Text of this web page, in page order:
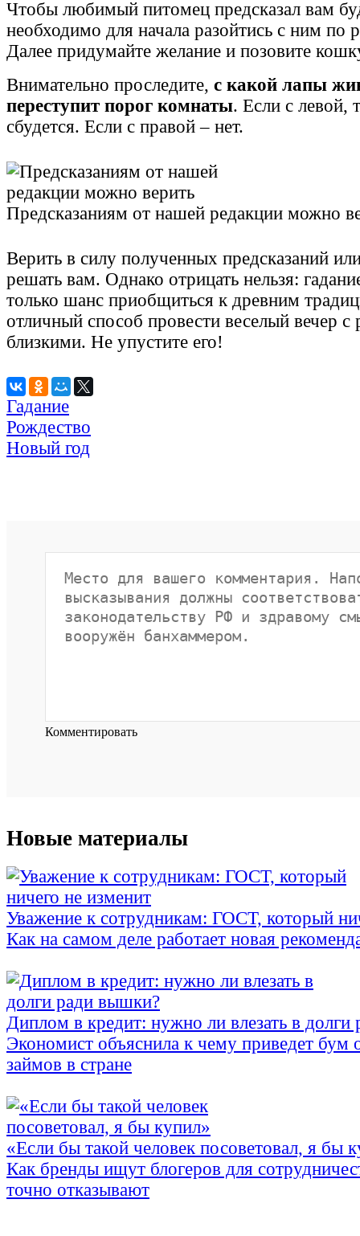
Чтобы любимый питомец предсказал вам
необходимо для начала разойтись с ним по
Далее придумайте желание и позовите
Внимательно проследите, с какой лапы
переступит порог комнаты. Если с левой,
сбудется. Если с правой – нет.
Предсказаниям от нашей редакции можно
Верить в силу полученных предсказаний
решать вам. Однако отрицать нельзя:
только шанс приобщиться к древним
отличный способ провести веселый вечер
близкими. Не упустите его!
Гадание
Рождество
Новый год
Комментировать
Новые материалы
Уважение к сотрудникам: ГОСТ, который
Как на самом деле работает новая
Диплом в кредит: нужно ли влезать в
Экономист объяснила к чему приведет бум
займов в стране
«Если бы такой человек посоветовал, я бы
Как бренды ищут блогеров для
точно отказывают